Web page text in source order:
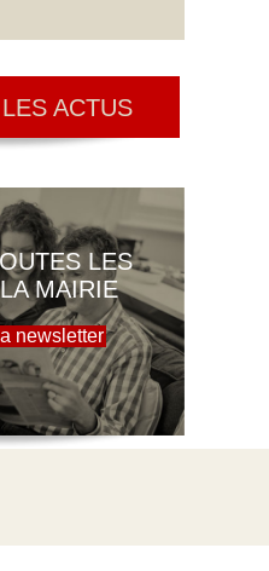
ACTUS
LES
MAIRIE
newsletter